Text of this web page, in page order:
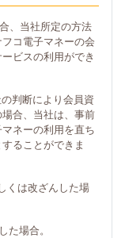
、当社所定の方法
コ電子マネーの会
ビスの利用ができ
判断により会員資
合、当社は、事前
ネーの利用を直ち
ることができま
くは改ざんした場
た場合。